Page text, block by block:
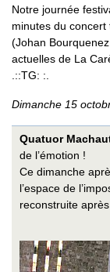
Notre journée
minutes du
(Johan
actuelles de La
.::TG: :.
Dimanche 15
Quatuor
de l’émotion !
Ce dimanche
l’espace de
reconstruite